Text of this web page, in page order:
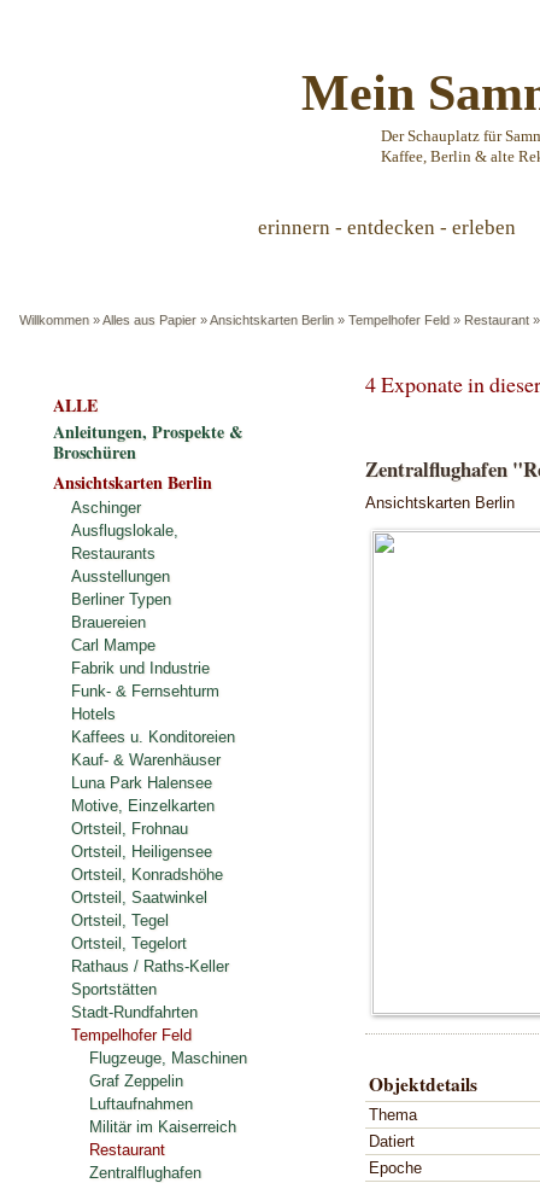
Mein
Der Schauplatz für
Kaffee, Berlin & alte
erinnern - entdecken - erleben
Willkommen »Alles aus Papier »Ansichtskarten Berlin » Tempelhofer Feld » Restaurant
4 Exponate in
Zentralflughafen
Ansichtskarten Berlin
Objektdetails
Thema
Datiert
Epoche
ALLE
Anleitungen, Prospekte &
Broschüren
Ansichtskarten Berlin
Aschinger
Ausflugslokale,
Restaurants
Ausstellungen
Berliner Typen
Brauereien
Carl Mampe
Fabrik und Industrie
Funk- & Fernsehturm
Hotels
Kaffees u. Konditoreien
Kauf- & Warenhäuser
Luna Park Halensee
Motive, Einzelkarten
Ortsteil, Frohnau
Ortsteil, Heiligensee
Ortsteil, Konradshöhe
Ortsteil, Saatwinkel
Ortsteil, Tegel
Ortsteil, Tegelort
Rathaus / Raths-Keller
Sportstätten
Stadt-Rundfahrten
Tempelhofer Feld
Flugzeuge, Maschinen
Graf Zeppelin
Luftaufnahmen
Militär im Kaiserreich
Restaurant
Zentralflughafen